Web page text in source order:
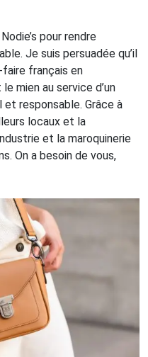
pour rendre
Je suis persuadée qu’il
français en
mien au service d’un
responsable. Grâce à
locaux et la
et la maroquinerie
On a besoin de vous,